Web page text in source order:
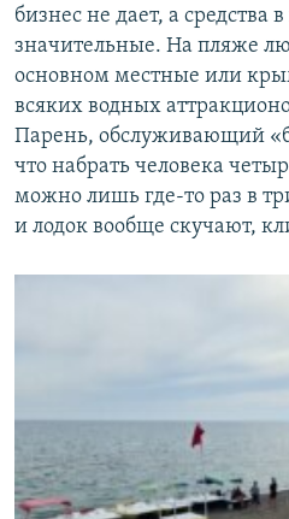
бизнес не дает, а средства
значительные. На пляже
основном местные или
всяких водных
Парень, обслуживающий
что набрать человека
можно лишь где-то раз в
и лодок вообще скучают,